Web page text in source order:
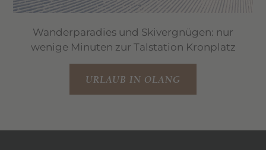
Wanderparadies und Skivergnügen: nur
wenige Minuten zur Talstation Kronplatz
URLAUB IN OLANG